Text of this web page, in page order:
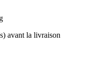
avant la livraison